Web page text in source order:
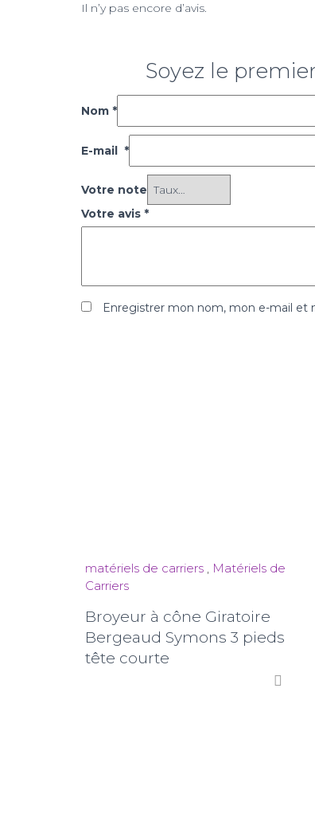
Il n’y pas encore d’avis.
Soyez le
Nom *
E-mail *
Votre note
Votre avis *
Enregistrer mon nom, mon e-mail et
matériels de carriers , Matériels de
Carriers
Broyeur à cône Giratoire
Bergeaud Symons 3 pieds
tête courte